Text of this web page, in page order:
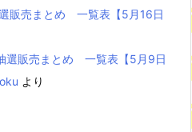
販売まとめ 一覧表【5月16日
選販売まとめ 一覧表【5月9日
より